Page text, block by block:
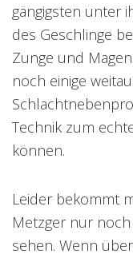
gängigsten unter
des Geschlinge
Zunge und
noch einige
Technik zum
können.
Leider bekommt
Metzger nur
sehen. Wenn